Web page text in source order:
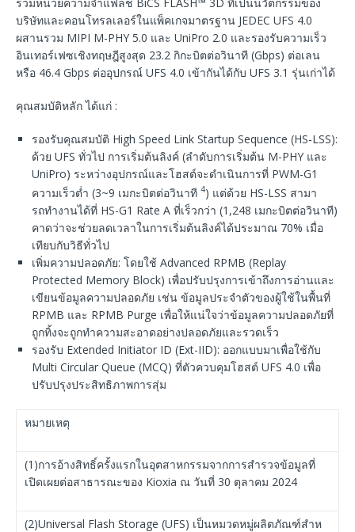
บริษัทและคอนโทรลเลอร์ในแพ็คเกจมาตรฐาน JEDEC UFS 4.0
ผสานรวม MIPI M-PHY 5.0 และ UniPro 2.0 และรองรับความเร็ว
อินเทอร์เฟซเชิงทฤษฎีสูงสุด 23.2 กิกะบิตต่อวินาที (Gbps) ต่อเลน
หรือ 46.4 Gbps ต่ออุปกรณ์ UFS 4.0 เข้ากันได้กับ UFS 3.1 รุ่นเก่าได้
คุณสมบัติหลัก ได้แก่ :
รองรับคุณสมบัติ High Speed Link Startup Sequence (HS-LSS):
ด้วย UFS ทั่วไป การเริ่มต้นลิงค์ (ลําดับการเริ่มต้น M-PHY และ
UniPro) ระหว่างอุปกรณ์และโฮสต์จะดําเนินการที่ PWM-G1
ความเร็วต่ำ (3~9 เมกะบิตต่อวินาที 4) แต่ด้วย HS-LSS สามา
รถทํางานได้ที่ HS-G1 Rate A ที่เร็วกว่า (1,248 เมกะบิตต่อวินาที)
คาดว่าจะช่วยลดเวลาในการเริ่มต้นลิงค์ได้ประมาณ 70% เมื่อ
เทียบกับวิธีทั่วไป
เพิ่มความปลอดภัย: โดยใช้ Advanced RPMB (Replay
Protected Memory Block) เพื่อปรับปรุงการเข้าถึงการอ่านและ
เขียนข้อมูลความปลอดภัย เช่น ข้อมูลประจําตัวของผู้ใช้ในพื้นที่
RPMB และ RPMB Purge เพื่อให้แน่ใจว่าข้อมูลความปลอดภัยที่
ถูกทิ้งจะถูกทำความสะอาดอย่างปลอดภัยและรวดเร็ว
รองรับ Extended Initiator ID (Ext-IID): ออกแบบมาเพื่อใช้กับ
Multi Circular Queue (MCQ) ที่ตัวควบคุมโฮสต์ UFS 4.0 เพื่อ
ปรับปรุงประสิทธิภาพการสุ่ม
หมายเหตุ
(1)การอ้างสิทธิ์ครั้งแรกในอุตสาหกรรมจากการสํารวจข้อมูลที่
เปิดเผยต่อสาธารณะของ Kioxia ณ วันที่ 30 ตุลาคม 2024
(2)Universal Flash Storage (UFS) เป็นหมวดหมู่ผลิตภัณฑ์สําห